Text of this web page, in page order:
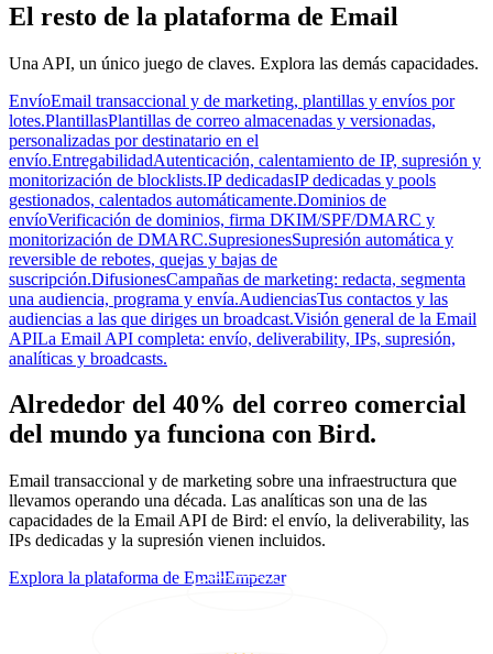
El resto de la plataforma de Email
Una API, un único juego de claves. Explora las demás capacidades.
EnvíoEmail transaccional y de marketing, plantillas y envíos por
lotes.PlantillasPlantillas de correo almacenadas y versionadas,
personalizadas por destinatario en el
envío.EntregabilidadAutenticación, calentamiento de IP, supresión y
monitorización de blocklists.IP dedicadasIP dedicadas y pools
gestionados, calentados automáticamente.Dominios de
envíoVerificación de dominios, firma DKIM/SPF/DMARC y
monitorización de DMARC.SupresionesSupresión automática y
reversible de rebotes, quejas y bajas de
suscripción.DifusionesCampañas de marketing: redacta, segmenta
una audiencia, programa y envía.AudienciasTus contactos y las
audiencias a las que diriges un broadcast.Visión general de la Email
APILa Email API completa: envío, deliverability, IPs, supresión,
analíticas y broadcasts.
Alrededor del 40% del correo comercial
del mundo ya funciona con Bird.
Email transaccional y de marketing sobre una infraestructura que
llevamos operando una década. Las analíticas son una de las
capacidades de la Email API de Bird: el envío, la deliverability, las
IPs dedicadas y la supresión vienen incluidos.
Explora la plataforma de EmailEmpezar